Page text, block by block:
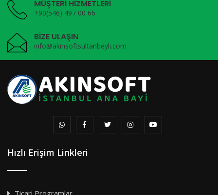
MÜŞTERİ HİZMETLERİ
+90(546) 497 00 66
BİZE ULAŞIN
info@akinsoftsultanbeyli.com
Hızlı Erişim Linkleri
Ticari Programlar